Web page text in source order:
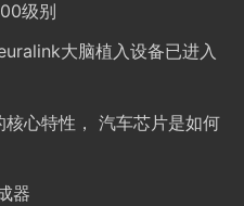
级别
大脑植入设备已进入
心特性， 汽车芯片是如何
器